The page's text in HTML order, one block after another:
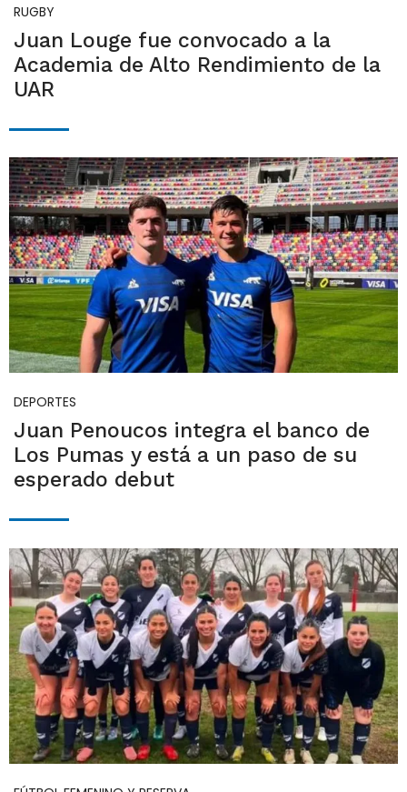
RUGBY
Juan Louge fue convocado a la
Academia de Alto Rendimiento de la
UAR
DEPORTES
Juan Penoucos integra el banco de
Los Pumas y está a un paso de su
esperado debut